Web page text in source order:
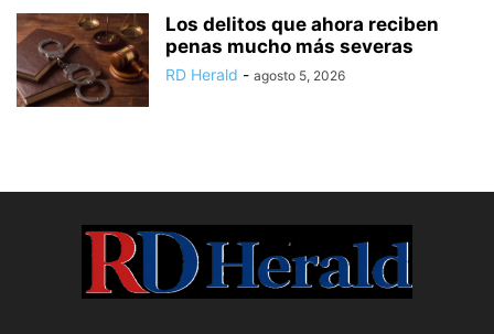
Los delitos que ahora reciben
penas mucho más severas
RD Herald - agosto 5, 2026